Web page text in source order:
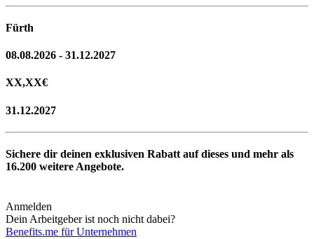
Fürth
08.08.2026 - 31.12.2027
XX,XX€
31.12.2027
Sichere dir deinen exklusiven Rabatt auf dieses und mehr als
16.200 weitere Angebote.
Anmelden
Dein Arbeitgeber ist noch nicht dabei?
Benefits.me für Unternehmen